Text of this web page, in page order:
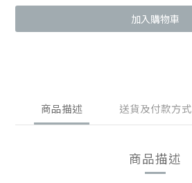
加入購物車
商品描述 送貨及付款方式
商品描述